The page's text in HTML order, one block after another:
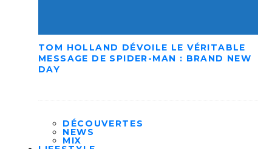
TOM HOLLAND DÉVOILE LE VÉRITABLE
MESSAGE DE SPIDER-MAN : BRAND NEW
DAY
DÉCOUVERTES
NEWS
MIX